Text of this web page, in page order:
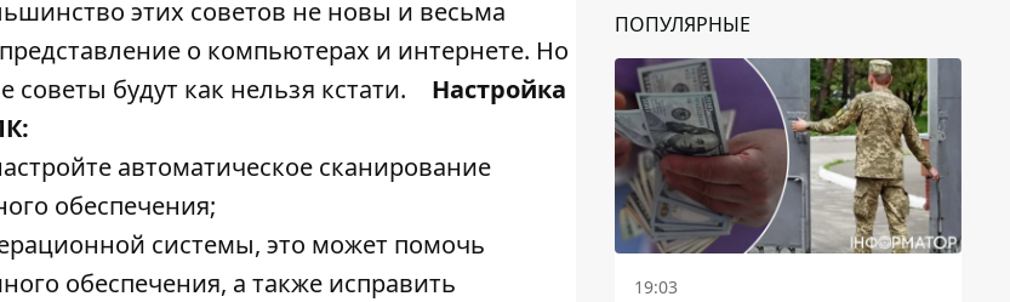
этих советов не новы и весьма
о компьютерах и интернете. Но
будут как нельзя кстати.
Настройка
автоматическое сканирование
обеспечения;
системы, это может помочь
обеспечения, а также исправить
ПОПУЛЯРНЫЕ
19:03